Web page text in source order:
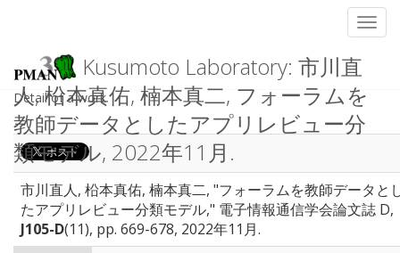
Kusumoto Laboratory: 市川直
人, 柗本真佑, 楠本真二, フォーラムを
教師データとしたアプリレビュー分
類モデル, 2022年11月.
Detail of a work
市川直人, 柗本真佑, 楠本真二, "フォーラムを教師データと
たアプリレビュー分類モデル," 電子情報通信学会論文誌 D,
J105-D(11), pp. 669-678, 2022年11月.